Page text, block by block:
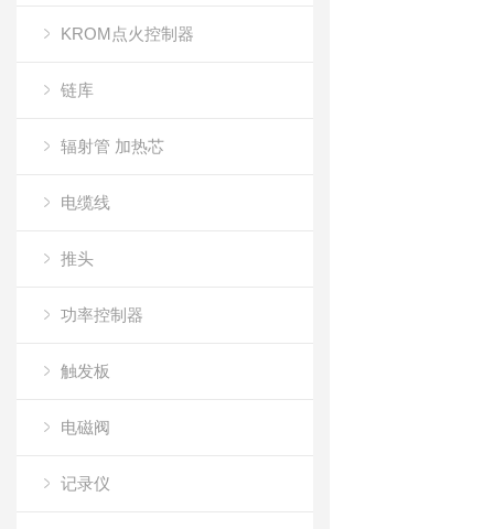
KROM点火控制器
链库
辐射管 加热芯
电缆线
推头
功率控制器
触发板
电磁阀
记录仪